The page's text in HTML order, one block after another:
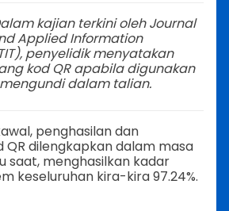
kajian terkini oleh Journal
Applied Information
penyelidik menyatakan
kod QR apabila digunakan
dalam talian.
penghasilan dan
QR dilengkapkan dalam masa
saat, menghasilkan kadar
keseluruhan kira-kira 97.24%.